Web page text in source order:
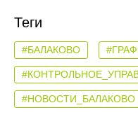
Теги
#БАЛАКОВО
#НОВОСТИ_БАЛАКОВО